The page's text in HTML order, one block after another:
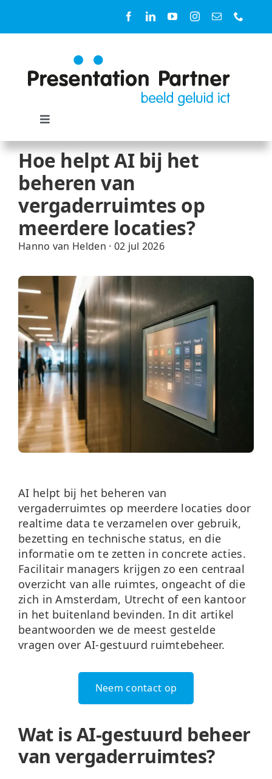
naar
Toggle
Oplossingen
Ruimtes
Diensten
Over ons
Nieuws
Neem contact op
Hoe helpt AI bij het
beheren van
vergaderruimtes op
meerdere locaties?
Hanno van Helden · 02 jul 2026
AI helpt bij het beheren van
vergaderruimtes op meerdere locaties door
realtime data te verzamelen over gebruik,
bezetting en technische status, en die
informatie om te zetten in concrete acties.
Facilitair managers krijgen zo een centraal
overzicht van alle ruimtes, ongeacht of die
zich in Amsterdam, Utrecht of een kantoor
in het buitenland bevinden. In dit artikel
beantwoorden we de meest gestelde
vragen over AI-gestuurd ruimtebeheer.
Neem contact op
Wat is AI-gestuurd beheer
van vergaderruimtes?